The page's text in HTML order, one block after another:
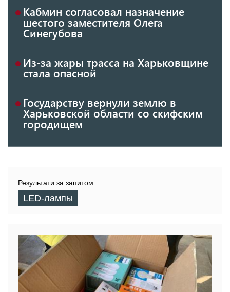
Кабмин согласовал назначение
шестого заместителя Олега
Синегубова
Из-за жары трасса на Харьковщине
стала опасной
Государству вернули землю в
Харьковской области со скифским
городищем
Результати за запитом:
LED-лампы